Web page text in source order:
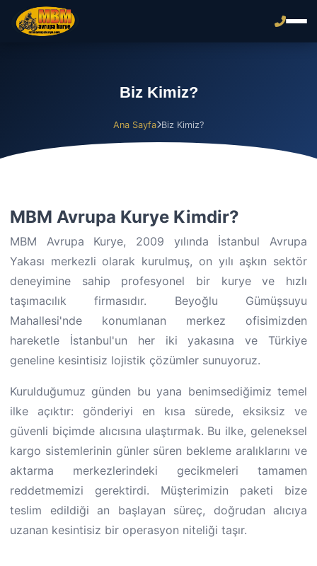
Biz Kimiz?
Ana Sayfa Biz Kimiz?
MBM Avrupa Kurye Kimdir?
MBM Avrupa Kurye, 2009 yılında İstanbul Avrupa
Yakası merkezli olarak kurulmuş, on yılı aşkın sektör
deneyimine sahip profesyonel bir kurye ve hızlı
taşımacılık firmasıdır. Beyoğlu Gümüşsuyu
Mahallesi'nde konumlanan merkez ofisimizden
hareketle İstanbul'un her iki yakasına ve Türkiye
geneline kesintisiz lojistik çözümler sunuyoruz.
Kurulduğumuz günden bu yana benimsediğimiz temel
ilke açıktır: gönderiyi en kısa sürede, eksiksiz ve
güvenli biçimde alıcısına ulaştırmak. Bu ilke, geleneksel
kargo sistemlerinin günler süren bekleme aralıklarını ve
aktarma merkezlerindeki gecikmeleri tamamen
reddetmemizi gerektirdi. Müşterimizin paketi bize
teslim edildiği an başlayan süreç, doğrudan alıcıya
uzanan kesintisiz bir operasyon niteliği taşır.